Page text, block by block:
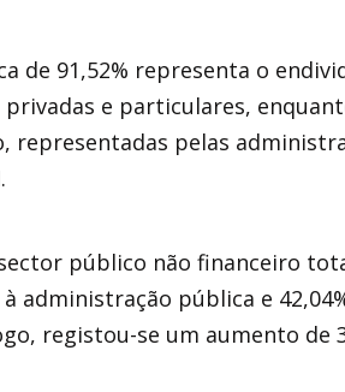
de 91,52% representa o
e particulares,
representadas pelas
público não financeiro
administração pública e
registou-se um aumento de